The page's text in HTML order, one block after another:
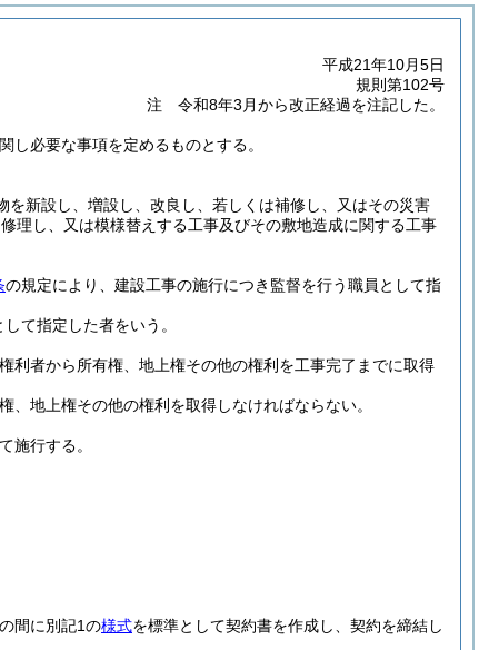
平成21年10月5日
規則第102号
注 令和8年3月から改正経過を注記した。
し必要な事項を定めるものとする。
新設し、増設し、改良し、若しくは補修し、又はその災害
理し、又は模様替えする工事及びその敷地造成に関する工事
の規定により、建設工事の施行につき監督を行う職員として指
て指定した者をいう。
利者から所有権、地上権その他の権利を工事完了までに取得
地上権その他の権利を取得しなければならない。
施行する。
間に別記1の様式を標準として契約書を作成し、契約を締結し